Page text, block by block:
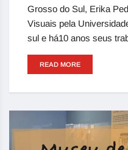
Grosso do Sul, Erika
Visuais pela
sul e há10 anos seus
READ MORE